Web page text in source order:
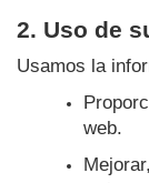
2. Uso de
Usamos la
web.